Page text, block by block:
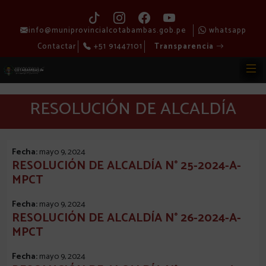
info@muniprovincialcotabambas.gob.pe
whatsapp
Contactar
+51 91447101 Transparencia
RESOLUCIÓN DE ALCALDÍA
Fecha:mayo 9, 2024
RESOLUCIÓN DE ALCALDÍA N° 25-2024-A-
MPCT
Fecha:mayo 9, 2024
RESOLUCIÓN DE ALCALDÍA N° 26-2024-A-
MPCT
Fecha:mayo 9, 2024